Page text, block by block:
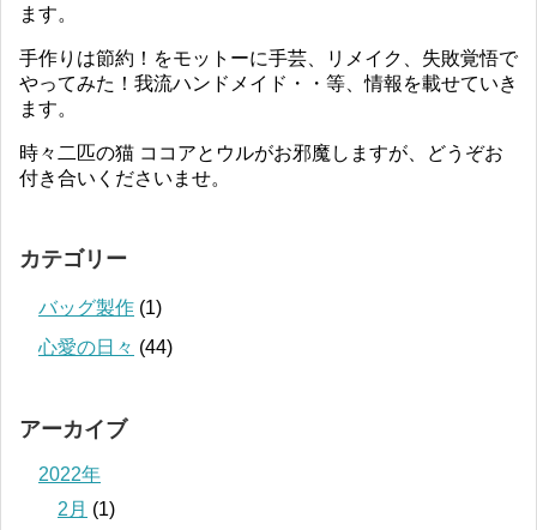
ます。
手作りは節約！をモットーに手芸、リメイク、失敗覚悟で
やってみた！我流ハンドメイド・・等、情報を載せていき
ます。
時々二匹の猫 ココアとウルがお邪魔しますが、どうぞお
付き合いくださいませ。
カテゴリー
バッグ製作 (1)
心愛の日々 (44)
アーカイブ
2022年
2月 (1)